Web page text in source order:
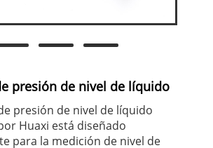
presión de nivel de líquido
presión de nivel de líquido
Huaxi está diseñado
para la medición de nivel de